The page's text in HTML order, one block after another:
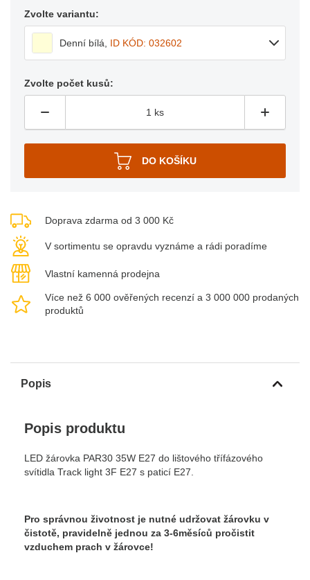
Zvolte variantu:
Denní bílá, ID KÓD: 032602
Zvolte počet kusů:
Doprava zdarma od 3 000 Kč
V sortimentu se opravdu vyznáme a rádi poradíme
Vlastní kamenná prodejna
Více než 6 000 ověřených recenzí a 3 000 000 prodaných
produktů
Popis
Popis produktu
LED žárovka PAR30 35W E27 do lištového třífázového
svítidla Track light 3F E27 s paticí E27.
Pro správnou životnost je nutné udržovat žárovku v
čistotě, pravidelně jednou za 3-6měsíců pročistit
vzduchem prach v žárovce!